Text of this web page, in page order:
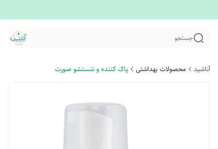
جستجو
آناشید محصولات بهداشتی پاک کننده و شستشو صورت